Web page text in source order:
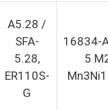
A5.28 /
SFA-
5.28,
ER110S-
G
16834-
5